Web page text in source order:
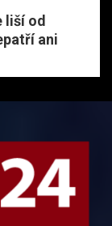
liší od
ani